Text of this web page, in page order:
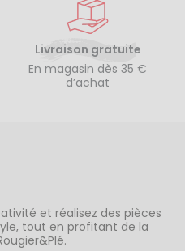
Livraison gratuite
En magasin dès 35 €
d’achat
et réalisez des pièces
tout en profitant de la